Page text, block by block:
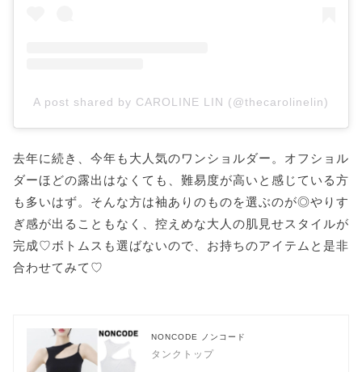
A post shared by CAROLINE LIN (@thecarolinelin)
去年に続き、今年も大人気のワンショルダー。オフショル
ダーほどの露出はなくても、難易度が高いと感じている方
も多いはず。そんな方は袖ありのものを選ぶのが◎やりす
ぎ感が出ることもなく、控えめな大人の肌見せスタイルが
完成♡ボトムスも選ばないので、お持ちのアイテムと是非
合わせてみて♡
NONCODE ノンコード
タンクトップ